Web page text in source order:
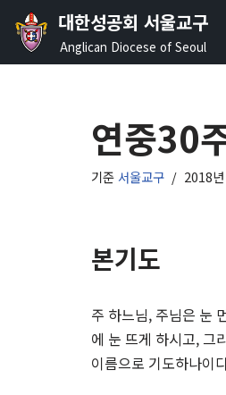
콘
대한성공회 서울교구
Anglican Diocese of Seoul
연중30
기준 서울교구 2018
본기도
주 하느님, 주님은 눈
에 눈 뜨게 하시고, 그
이름으로 기도하나이